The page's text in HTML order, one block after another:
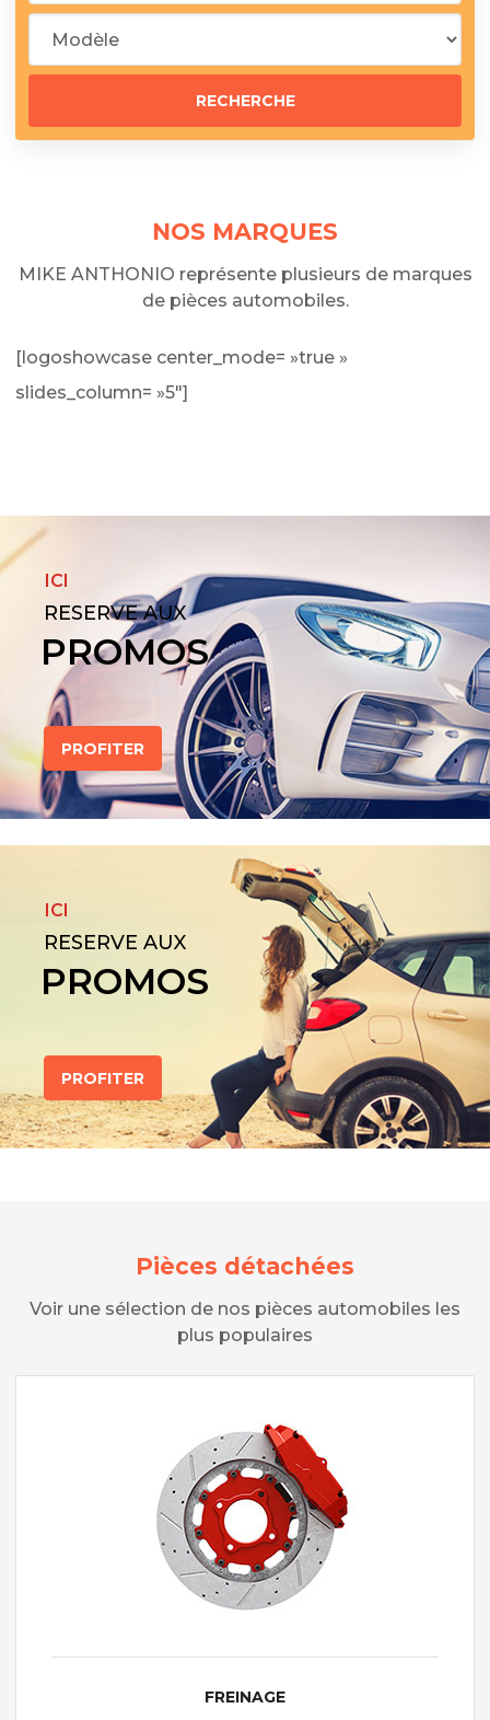
NOS MARQUES
MIKE ANTHONIO représente plusieurs de marques
de pièces automobiles.
[logoshowcase center_mode= »true »
slides_column= »5″]
ICI
RESERVE AUX
PROMOS
PROFITER
ICI
RESERVE AUX
PROMOS
PROFITER
Pièces détachées
Voir une sélection de nos pièces automobiles les
plus populaires
FREINAGE